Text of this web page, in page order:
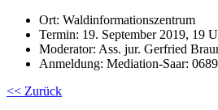
Ort: Waldinformationszentrum
Termin: 19. September 2019, 19
Moderator: Ass. jur. Gerfried
Anmeldung: Mediation-Saar:
<< Zurück